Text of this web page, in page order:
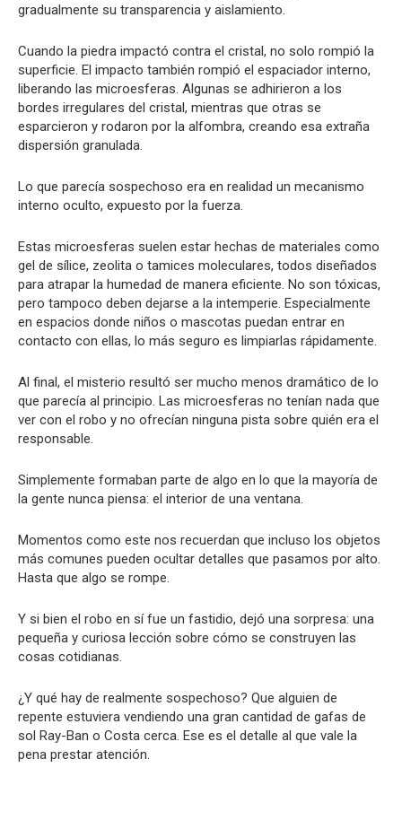
gradualmente su transparencia y aislamiento.
Cuando la piedra impactó contra el cristal, no solo rompió la
superficie. El impacto también rompió el espaciador interno,
liberando las microesferas. Algunas se adhirieron a los
bordes irregulares del cristal, mientras que otras se
esparcieron y rodaron por la alfombra, creando esa extraña
dispersión granulada.
Lo que parecía sospechoso era en realidad un mecanismo
interno oculto, expuesto por la fuerza.
Estas microesferas suelen estar hechas de materiales como
gel de sílice, zeolita o tamices moleculares, todos diseñados
para atrapar la humedad de manera eficiente. No son tóxicas,
pero tampoco deben dejarse a la intemperie. Especialmente
en espacios donde niños o mascotas puedan entrar en
contacto con ellas, lo más seguro es limpiarlas rápidamente.
Al final, el misterio resultó ser mucho menos dramático de lo
que parecía al principio. Las microesferas no tenían nada que
ver con el robo y no ofrecían ninguna pista sobre quién era el
responsable.
Simplemente formaban parte de algo en lo que la mayoría de
la gente nunca piensa: el interior de una ventana.
Momentos como este nos recuerdan que incluso los objetos
más comunes pueden ocultar detalles que pasamos por alto.
Hasta que algo se rompe.
Y si bien el robo en sí fue un fastidio, dejó una sorpresa: una
pequeña y curiosa lección sobre cómo se construyen las
cosas cotidianas.
¿Y qué hay de realmente sospechoso? Que alguien de
repente estuviera vendiendo una gran cantidad de gafas de
sol Ray-Ban o Costa cerca. Ese es el detalle al que vale la
pena prestar atención.